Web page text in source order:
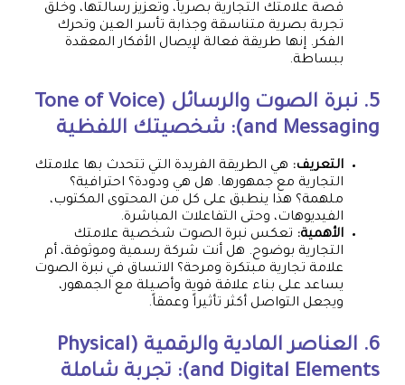
قصة علامتك التجارية بصرياً، وتعزيز رسالتها، وخلق
تجربة بصرية متناسقة وجذابة تأسر العين وتحرك
الفكر. إنها طريقة فعالة لإيصال الأفكار المعقدة
ببساطة.
5. نبرة الصوت والرسائل (Tone of Voice
and Messaging): شخصيتك اللفظية
التعريف: هي الطريقة الفريدة التي تتحدث بها علامتك
التجارية مع جمهورها. هل هي ودودة؟ احترافية؟
ملهمة؟ هذا ينطبق على كل من المحتوى المكتوب،
الفيديوهات، وحتى التفاعلات المباشرة.
الأهمية: تعكس نبرة الصوت شخصية علامتك
التجارية بوضوح. هل أنت شركة رسمية وموثوقة، أم
علامة تجارية مبتكرة ومرحة؟ الاتساق في نبرة الصوت
يساعد على بناء علاقة قوية وأصيلة مع الجمهور،
ويجعل التواصل أكثر تأثيراً وعمقاً.
6. العناصر المادية والرقمية (Physical
and Digital Elements): تجربة شاملة